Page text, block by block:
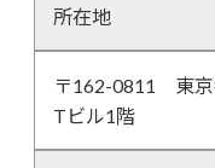
所在地
〒162-0811 東京
Tビル1階